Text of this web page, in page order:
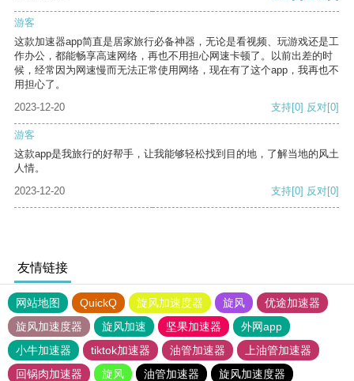
游客
这款加速器app简直是居家旅行必备神器，无论是看视频、玩游戏还是工
作办公，都能畅享高速网络，再也不用担心网速卡顿了。以前出差的时
候，经常因为网速慢而无法正常使用网络，现在有了这个app，我再也不
用担心了。
2023-12-20
支持[0] 反对[0]
游客
这款app是我旅行的好帮手，让我能够轻松找到目的地，了解当地的风土
人情。
2023-12-20
支持[0] 反对[0]
友情链接
网站地图 QuickQ 旋风加速度器 旋风
优途加速器
旋风加速度器
旋风加速 坚果加速器
外网app
小牛加速器
tiktok加速器 油管加速器
上油管加速器
回锅肉加速器
旋风 油管加速器
旋风加速度器